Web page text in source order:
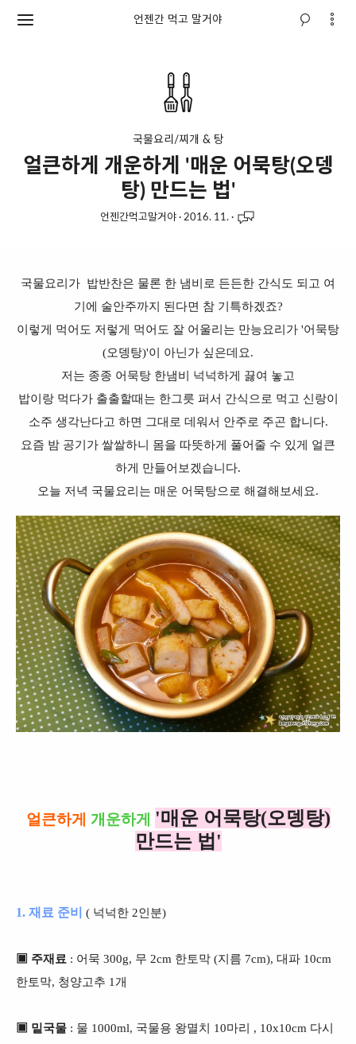
언젠간 먹고 말거야
국물요리/찌개 & 탕
얼큰하게 개운하게 '매운 어묵탕(오뎅
탕) 만드는 법'
언젠간먹고말거야 · 2016. 11. ·
국물요리가 밥반찬은 물론 한 냄비로 든든한 간식도 되고 여
기에 술안주까지 된다면 참 기특하겠죠?
이렇게 먹어도 저렇게 먹어도 잘 어울리는 만능요리가 '어묵탕
(오뎅탕)'이 아닌가 싶은데요.
저는 종종 어묵탕 한냄비 넉넉하게 끓여 놓고
밥이랑 먹다가 출출할때는 한그릇 퍼서 간식으로 먹고 신랑이
소주 생각난다고 하면 그대로 데워서 안주로 주곤 합니다.
요즘 밤 공기가 쌀쌀하니 몸을 따뜻하게 풀어줄 수 있게 얼큰
하게 만들어보겠습니다.
오늘 저녁 국물요리는 매운 어묵탕으로 해결해보세요.
얼큰하게 개운하게
'매운 어묵탕(오뎅탕)
만드는 법'
1. 재료 준비 ( 넉넉한 2인분)
▣ 주재료 : 어묵 300g, 무 2cm 한토막 (지름 7cm), 대파 10cm
한토막, 청양고추 1개
▣ 밑국물 : 물 1000ml, 국물용 왕멸치 10마리 , 10x10cm 다시